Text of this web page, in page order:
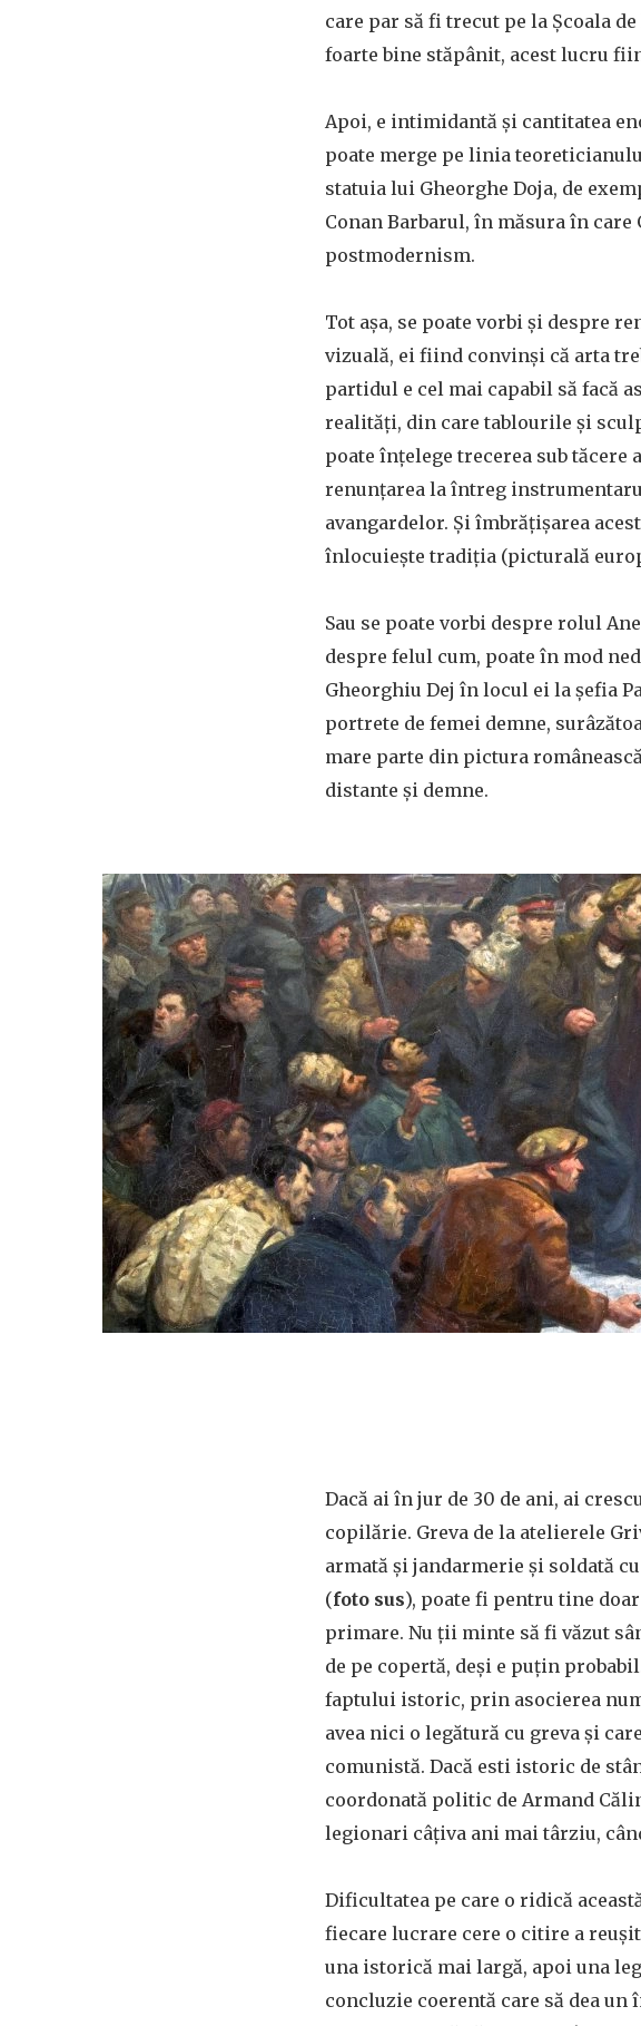
care par să fi trecut pe la Școala
foarte bine stăpânit, acest lucru
Apoi, e intimidantă și cantitatea
poate merge pe linia
statuia lui Gheorghe Doja, de
Conan Barbarul, în măsura în
postmodernism.
Tot așa, se poate vorbi și despre
vizuală, ei fiind convinși că arta
partidul e cel mai capabil să facă
realități, din care tablourile și
poate înțelege trecerea sub
renunțarea la întreg
avangardelor. Și îmbrățișarea
înlocuiește tradiția (picturală
Sau se poate vorbi despre rolul
despre felul cum, poate în mod
Gheorghiu Dej în locul ei la șefia
portrete de femei demne,
mare parte din pictura
distante și demne.
Dacă ai în jur de 30 de ani, ai
copilărie. Greva de la atelierele
armată și jandarmerie și soldată
(foto sus), poate fi pentru tine
primare. Nu ții minte să fi văzut
de pe copertă, deși e puțin
faptului istoric, prin asocierea
avea nici o legătură cu greva și
comunistă. Dacă esti istoric de
coordonată politic de Armand
legionari câțiva ani mai târziu,
Dificultatea pe care o ridică
fiecare lucrare cere o citire a
una istorică mai largă, apoi una
concluzie coerentă care să dea